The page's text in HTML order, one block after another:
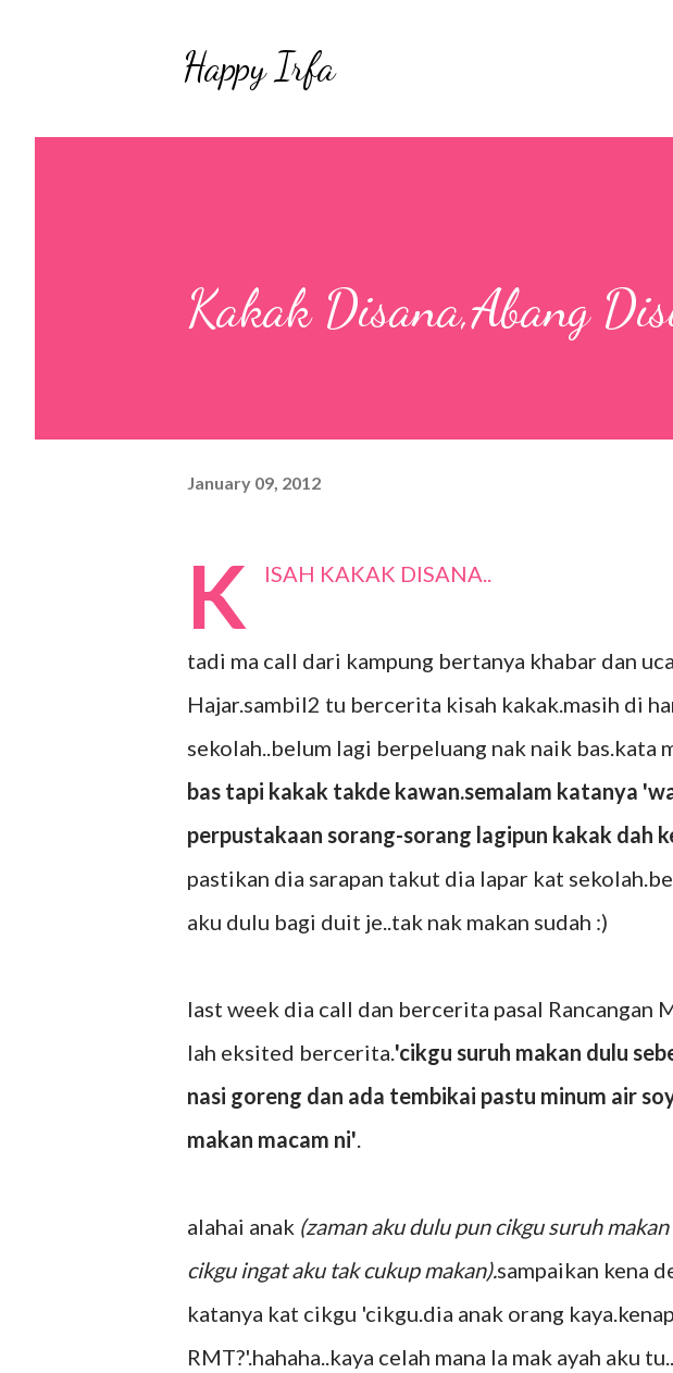
Happy Irfa
Kakak Disana,Abang
January 09, 2012
K ISAH KAKAK DISANA..
tadi ma call dari kampung bertanya khabar dan
Hajar.sambil2 tu bercerita kisah kakak.masih di
sekolah..belum lagi berpeluang nak naik bas.kata
bas tapi kakak takde kawan.semalam katanya
perpustakaan sorang-sorang lagipun kakak dah
pastikan dia sarapan takut dia lapar kat
aku dulu bagi duit je..tak nak makan sudah :)
last week dia call dan bercerita pasal Rancangan
lah eksited bercerita.'cikgu suruh makan dulu
nasi goreng dan ada tembikai pastu minum air
makan macam ni'.
alahai anak (zaman aku dulu pun cikgu suruh
cikgu ingat aku tak cukup makan).sampaikan kena
katanya kat cikgu 'cikgu.dia anak orang
RMT?'.hahaha..kaya celah mana la mak ayah aku